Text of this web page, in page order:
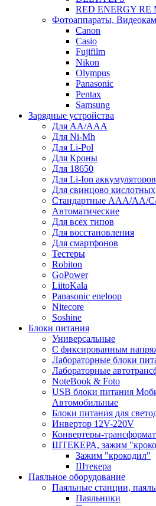
RED ENERGY RE
Фотоаппараты,
Canon
Casio
Fujifilm
Nikon
Olympus
Panasonic
Pentax
Samsung
Зарядные устройства
Для AA/AAA
Для Ni-Mh
Для Li-Pol
Для Кроны
Для 18650
Для Li-Ion аккумуляторов
Для свинцово кислотных
Стандартные ААА/АА/
Автоматические
Для всех типов
Для восстановления
Для смартфонов
Тестеры
Robiton
GoPower
LiitoKala
Panasonic eneloop
Nitecore
Soshine
Блоки питания
Универсальные
C фиксированным
Лабораторные блоки
Лабораторные
NoteBook & Foto
USB блоки питания
Автомобильные
Блоки питания для
Инвертор 12V-220V
Конвертеры-
ШТЕКЕРА, зажим
Зажим "крокодил"
Штекера
Паяльное оборудование
Паяльные станции,
Паяльники